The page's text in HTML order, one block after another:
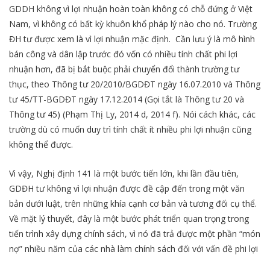
GDDH không vì lợi nhuận hoàn toàn không có chỗ đứng ở Việt
Nam, vì không có bất kỳ khuôn khổ pháp lý nào cho nó. Trường
ĐH tư được xem là vì lợi nhuận mặc định. Cần lưu ý là mô hình
bán công và dân lập trước đó vốn có nhiều tính chất phi lợi
nhuận hơn, đã bị bắt buộc phải chuyển đổi thành trường tư
thục, theo Thông tư 20/2010/BGDĐT ngày 16.07.2010 và Thông
tư 45/TT-BGDĐT ngày 17.12.2014 (Gọi tắt là Thông tư 20 và
Thông tư 45) (Phạm Thị Ly, 2014 d, 2014 f). Nói cách khác, các
trường dù có muốn duy trì tính chất ít nhiều phi lợi nhuận cũng
không thể được.
Vì vậy, Nghị định 141 là một bước tiến lớn, khi lần đầu tiên,
GDĐH tư không vì lợi nhuận được đề cập đến trong một văn
bản dưới luật, trên những khía cạnh cơ bản và tương đối cụ thể.
Về mặt lý thuyết, đây là một bước phát triển quan trọng trong
tiến trình xây dựng chính sách, vì nó đã trả được một phần “món
nợ” nhiều năm của các nhà làm chính sách đối với vấn đề phi lợi